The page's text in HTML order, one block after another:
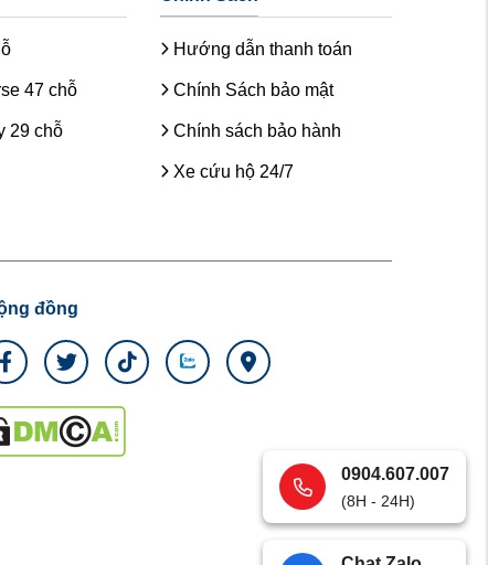
47 chỗ
29 chỗ
Hướng dẫn thanh toán
Chính Sách bảo mật
Chính sách bảo hành
Xe cứu hộ 24/7
đồng
0904.607.007
(8H - 24H)